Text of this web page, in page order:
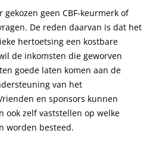
gekozen geen CBF-keurmerk of
De reden daarvan is dat het
hertoetsing een kostbare
de inkomsten die geworven
goede laten komen aan de
van het
en sponsors kunnen
ook zelf vaststellen op welke
worden besteed.